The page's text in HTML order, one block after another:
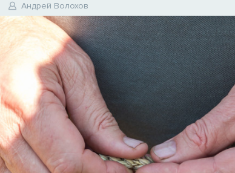
Андрей Волохов